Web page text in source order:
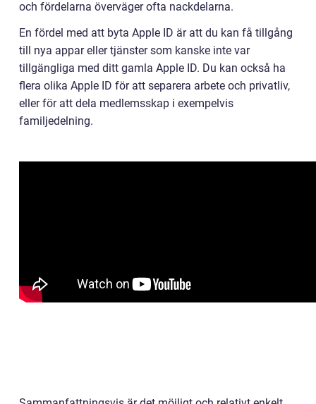
och fördelarna överväger ofta nackdelarna.
En fördel med att byta Apple ID är att du kan få tillgång
till nya appar eller tjänster som kanske inte var
tillgängliga med ditt gamla Apple ID. Du kan också ha
flera olika Apple ID för att separera arbete och privatliv,
eller för att dela medlemsskap i exempelvis
familjedelning.